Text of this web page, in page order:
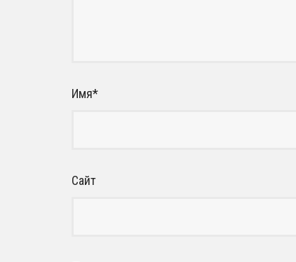
Имя*
Сайт